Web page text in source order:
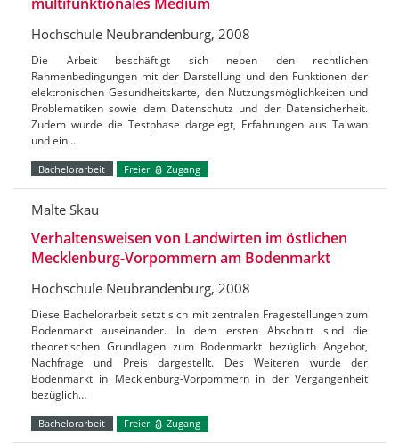
Hochschule Neubrandenburg, 2008
Die Arbeit beschäftigt sich neben den rechtlichen
Rahmenbedingungen mit der Darstellung und den Funktionen der
elektronischen Gesundheitskarte, den Nutzungsmöglichkeiten und
Problematiken sowie dem Datenschutz und der Datensicherheit.
Zudem wurde die Testphase dargelegt, Erfahrungen aus Taiwan
und ein…
Bachelorarbeit Freier Zugang
Malte Skau
Verhaltensweisen von Landwirten im östlichen
Mecklenburg-Vorpommern am Bodenmarkt
Hochschule Neubrandenburg, 2008
Diese Bachelorarbeit setzt sich mit zentralen Fragestellungen zum
Bodenmarkt auseinander. In dem ersten Abschnitt sind die
theoretischen Grundlagen zum Bodenmarkt bezüglich Angebot,
Nachfrage und Preis dargestellt. Des Weiteren wurde der
Bodenmarkt in Mecklenburg-Vorpommern in der Vergangenheit
bezüglich…
Bachelorarbeit Freier Zugang